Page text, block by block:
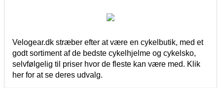
Velogear.dk stræber efter at være en cykelbutik, med et
godt sortiment af de bedste cykelhjelme og cykelsko,
selvfølgelig til priser hvor de fleste kan være med. Klik
her for at se deres udvalg.